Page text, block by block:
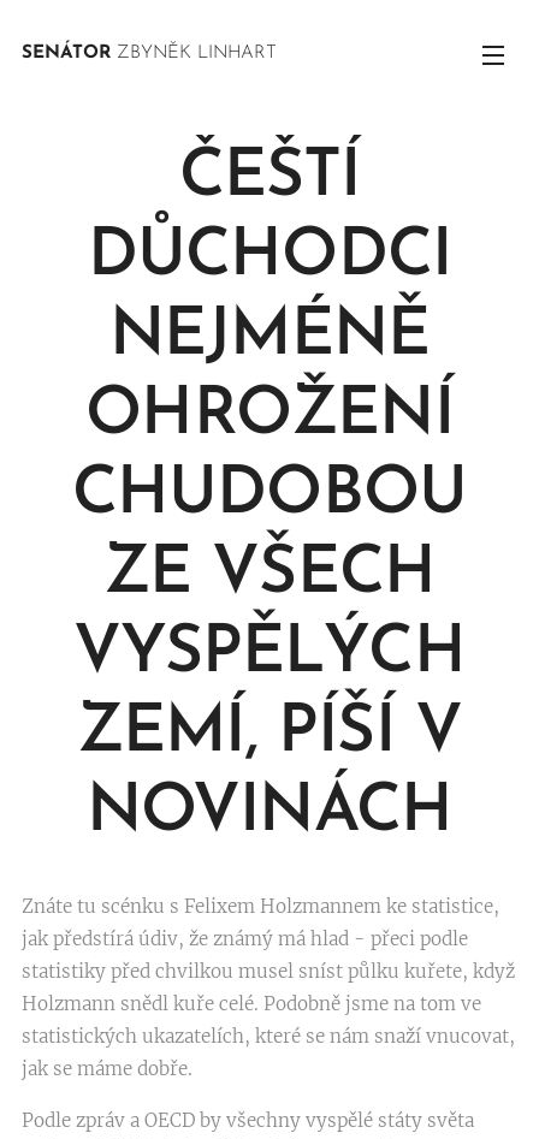
SENÁTOR ZBYNĚK LINHART
ČEŠTÍ
DŮCHODCI
NEJMÉNĚ
OHROŽENÍ
CHUDOBOU
ZE VŠECH
VYSPĚLÝCH
ZEMÍ, PÍŠÍ V
NOVINÁCH
Znáte tu scénku s Felixem Holzmannem ke statistice,
jak předstírá údiv, že známý má hlad - přeci podle
statistiky před chvilkou musel sníst půlku kuřete, když
Holzmann snědl kuře celé. Podobně jsme na tom ve
statistických ukazatelích, které se nám snaží vnucovat,
jak se máme dobře.
Podle zpráv a OECD by všechny vyspělé státy světa